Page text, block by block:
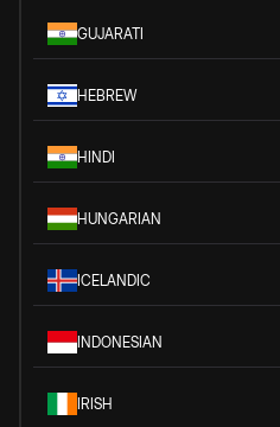
GUJARATI
HEBREW
HINDI
HUNGARIAN
ICELANDIC
INDONESIAN
IRISH